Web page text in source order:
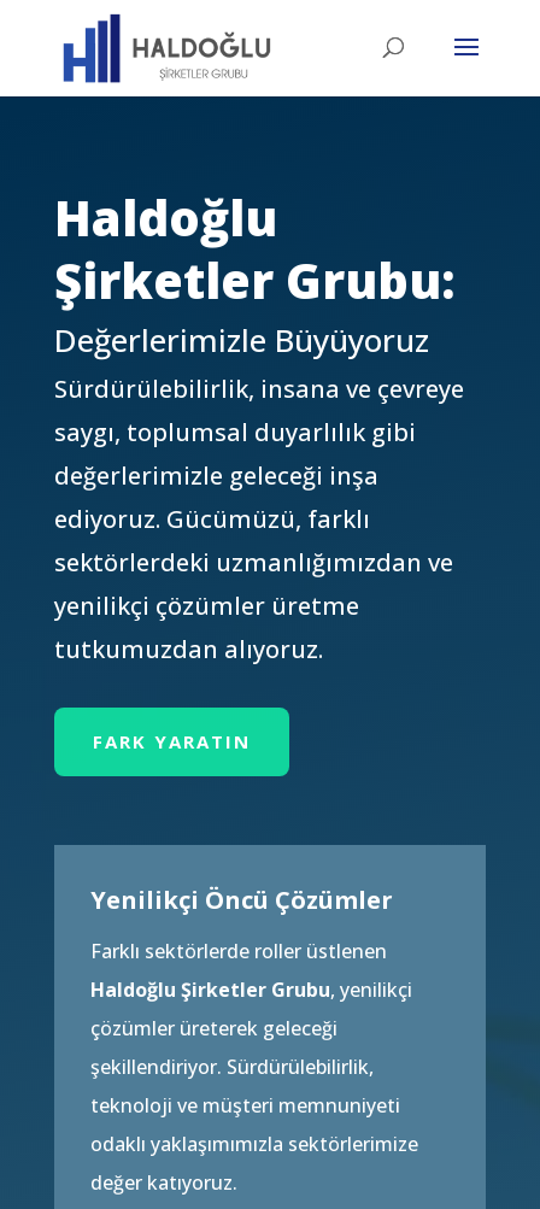
Haldoğlu
Şirketler Grubu:
Değerlerimizle Büyüyoruz
Sürdürülebilirlik, insana ve çevreye
saygı, toplumsal duyarlılık gibi
değerlerimizle geleceği inşa
ediyoruz. Gücümüzü, farklı
sektörlerdeki uzmanlığımızdan ve
yenilikçi çözümler üretme
tutkumuzdan alıyoruz.
FARK YARATIN
Yenilikçi Öncü Çözümler
Farklı sektörlerde roller üstlenen
Haldoğlu Şirketler Grubu, yenilikçi
çözümler üreterek geleceği
şekillendiriyor. Sürdürülebilirlik,
teknoloji ve müşteri memnuniyeti
odaklı yaklaşımımızla sektörlerimize
değer katıyoruz.